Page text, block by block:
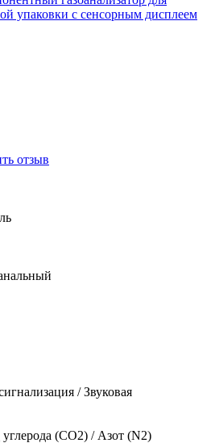
отзыв
/ Звуковая
(CO2) / Азот (N2)